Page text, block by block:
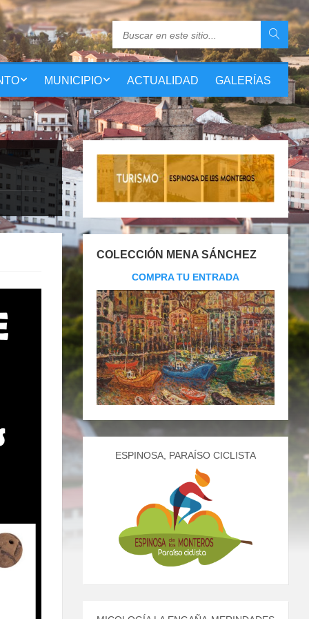
MUNICIPIO ACTUALIDAD GALERÍAS
COLECCIÓN MENA SÁNCHEZ
COMPRA TU ENTRADA
ESPINOSA, PARAÍSO CICLISTA